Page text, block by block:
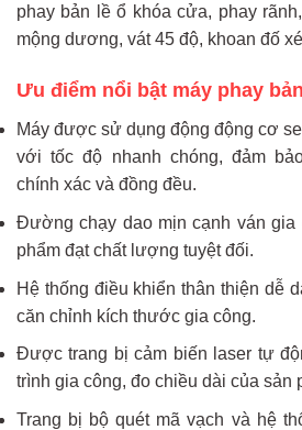
phay bản lề ổ khóa cửa, phay
mộng dương, vát 45 độ, khoan đố
Ưu điểm nổi bật máy phay
Máy được sử dụng động động cơ
với tốc độ nhanh chóng, đảm
chính xác và đồng đều.
Đường chạy dao mịn cạnh ván gia
phẩm đạt chất lượng tuyệt đối.
Hệ thống điều khiển thân thiện dễ
căn chỉnh kích thước gia công.
Được trang bị cảm biến laser tự
trình gia công, đo chiều dài của sản
Trang bị bộ quét mã vạch và hệ